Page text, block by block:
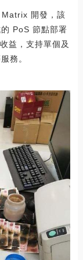
開發，該
PoS 節點部署
益，支持單個及
務。